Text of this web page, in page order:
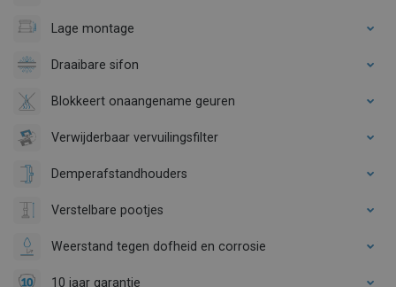
Lage montage
Draaibare sifon
Blokkeert onaangename geuren
Verwijderbaar vervuilingsfilter
Demperafstandhouders
Verstelbare pootjes
Weerstand tegen dofheid en corrosie
10 jaar garantie